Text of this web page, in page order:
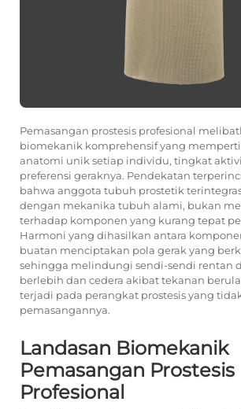
Pemasangan prostesis profesional
biomekanik komprehensif yang
anatomi unik setiap individu, tingkat
preferensi geraknya. Pendekatan
bahwa anggota tubuh prostetik
dengan mekanika tubuh alami, bukan
terhadap komponen yang kurang tepat
Harmoni yang dihasilkan antara
buatan menciptakan pola gerak yang
sehingga melindungi sendi-sendi rentan
berlebih dan cedera akibat tekanan
terjadi pada perangkat prostesis yang
pemasangannya.
Landasan Biomekanik
Pemasangan Prostesis
Profesional